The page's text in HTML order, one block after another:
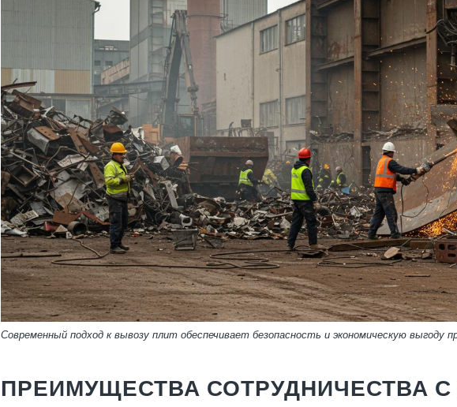
Современный подход к вывозу плит обеспечивает безопасность и экономическую выгоду
ПРЕИМУЩЕСТВА СОТРУДНИЧЕСТВА